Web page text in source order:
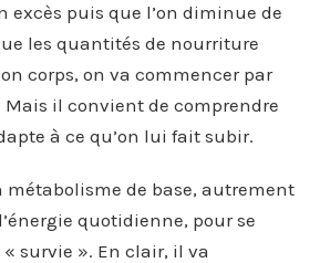
excès puis que l’on diminue de
les quantités de nourriture
corps, on va commencer par
Mais il convient de comprendre
à ce qu’on lui fait subir.
métabolisme de base, autrement
quotidienne, pour se
survie ». En clair, il va